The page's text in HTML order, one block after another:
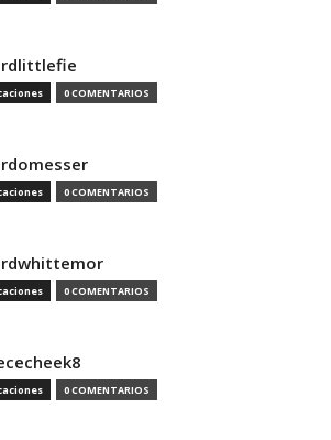
0 COMENTARIOS
0 COMENTARIOS
0 COMENTARIOS
0 COMENTARIOS